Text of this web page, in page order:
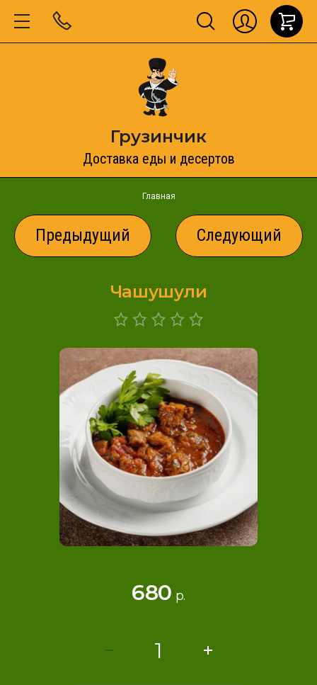
Грузинчик
Доставка еды и десертов
Главная
Предыдущий Следующий
Чашушули
680 р.